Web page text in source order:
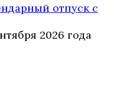
отпуск с
2026 года